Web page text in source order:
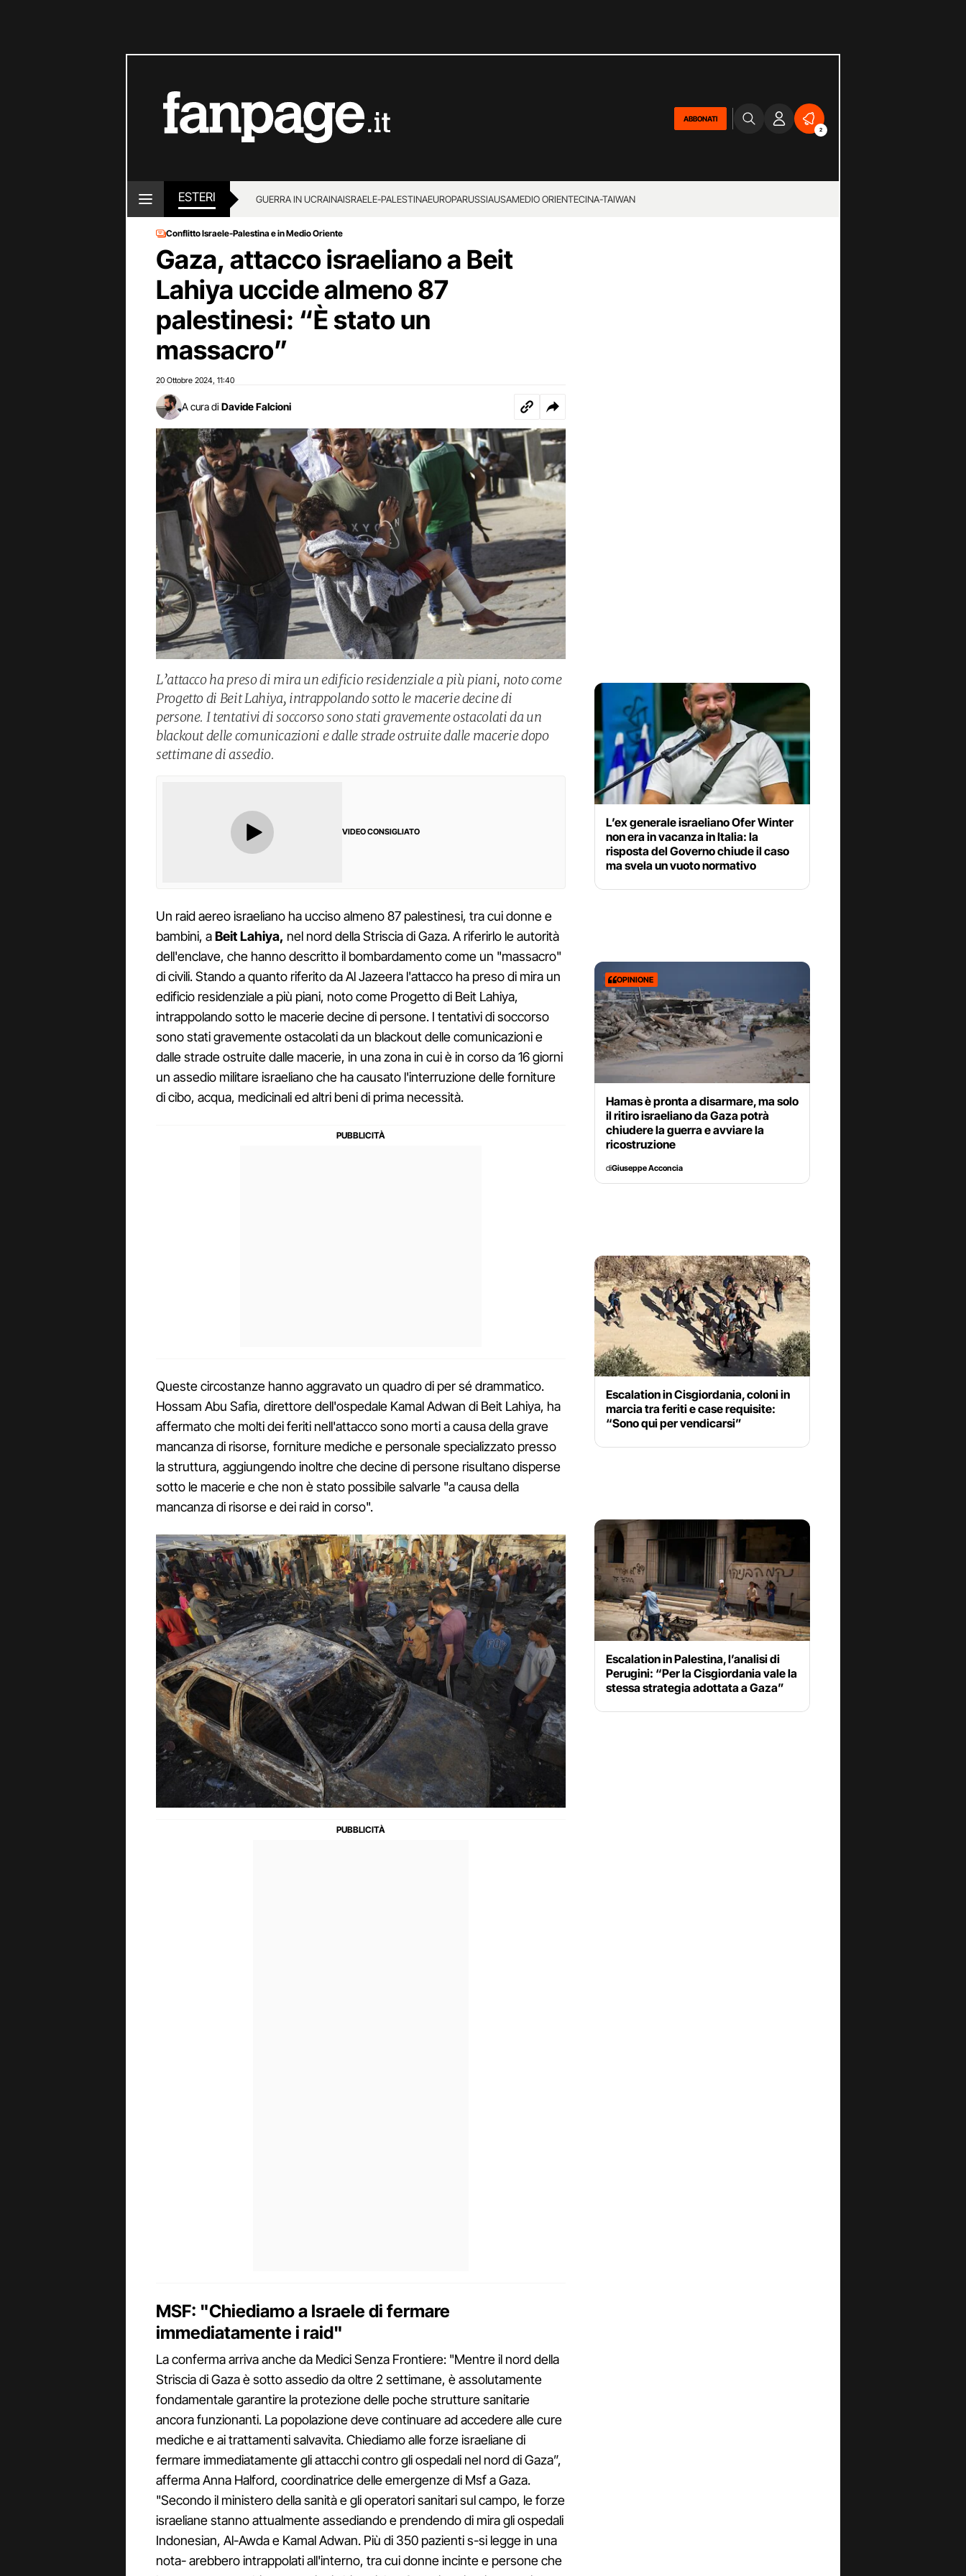
ABBONATI
2
ESTERI GUERRA IN UCRAINAISRAELE-PALESTINAEUROPARUSSIAUSAMEDIO ORIENTECINA-TAIWAN
Conflitto Israele-Palestina e in Medio Oriente
Gaza, attacco israeliano a Beit
Lahiya uccide almeno 87
palestinesi: “È stato un
massacro”
20 Ottobre 2024 11:40
A cura di Davide Falcioni
L’attacco ha preso di mira un edificio residenziale a più piani, noto come
Progetto di Beit Lahiya, intrappolando sotto le macerie decine di
persone. I tentativi di soccorso sono stati gravemente ostacolati da un
blackout delle comunicazioni e dalle strade ostruite dalle macerie dopo
settimane di assedio.
VIDEO CONSIGLIATO
Un raid aereo israeliano ha ucciso almeno 87 palestinesi, tra cui donne e
bambini, aBeit Lahiya, nel nord della Striscia di Gaza. A riferirlo le autorità
dell'enclave, che hanno descritto il bombardamento come un "massacro"
di civili. Stando a quanto riferito da Al Jazeera l'attacco ha preso di mira un
edificio residenziale a più piani, noto come Progetto di Beit Lahiya,
intrappolando sotto le macerie decine di persone. I tentativi di soccorso
sono stati gravemente ostacolati da un blackout delle comunicazioni e
dalle strade ostruite dalle macerie, in una zona in cui è in corso da 16 giorni
un assedio militare israeliano che ha causato l'interruzione delle forniture
di cibo, acqua, medicinali ed altri beni di prima necessità.
Queste circostanze hanno aggravato un quadro di per sé drammatico.
Hossam Abu Safia, direttore dell'ospedale Kamal Adwan di Beit Lahiya, ha
affermato che molti dei feriti nell'attacco sono morti a causa della grave
mancanza di risorse, forniture mediche e personale specializzato presso
la struttura, aggiungendo inoltre che decine di persone risultano disperse
sotto le macerie e che non è stato possibile salvarle "a causa della
mancanza di risorse e dei raid in corso".
MSF: "Chiediamo a Israele di fermare
immediatamente i raid"
La conferma arriva anche da Medici Senza Frontiere: "Mentre il nord della
Striscia di Gaza è sotto assedio da oltre 2 settimane, è assolutamente
fondamentale garantire la protezione delle poche strutture sanitarie
ancora funzionanti. La popolazione deve continuare ad accedere alle cure
mediche e ai trattamenti salvavita. Chiediamo alle forze israeliane di
fermare immediatamente gli attacchi contro gli ospedali nel nord di Gaza”,
afferma Anna Halford, coordinatrice delle emergenze di Msf a Gaza.
"Secondo il ministero della sanità e gli operatori sanitari sul campo, le forze
israeliane stanno attualmente assediando e prendendo di mira gli ospedali
Indonesian, Al-Awda e Kamal Adwan. Più di 350 pazienti s-si legge in una
nota- arebbero intrappolati all'interno, tra cui donne incinte e persone che
L’ex generale israeliano Ofer Winter
non era in vacanza in Italia: la
risposta del Governo chiude il caso
ma svela un vuoto normativo
OPINIONE
Hamas è pronta a disarmare, ma solo
il ritiro israeliano da Gaza potrà
chiudere la guerra e avviare la
ricostruzione
diGiuseppe Acconcia
Escalation in Cisgiordania, coloni in
marcia tra feriti e case requisite:
“Sono qui per vendicarsi”
Escalation in Palestina, l’analisi di
Perugini: “Per la Cisgiordania vale la
stessa strategia adottata a Gaza”